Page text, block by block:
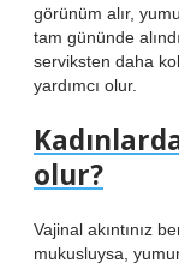
görünüm alır,
tam gününde
serviksten daha
yardımcı olur.
olur?
Vajinal akıntınız
mukusluysa,